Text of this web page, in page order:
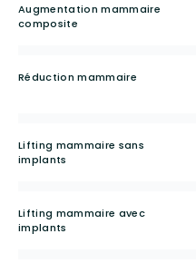
Augmentation mammaire
composite
Réduction mammaire
Lifting mammaire sans
implants
Lifting mammaire avec
implants